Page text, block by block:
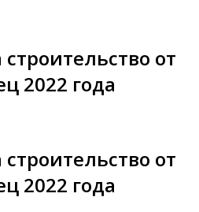
от
2022 года
от
2022 года